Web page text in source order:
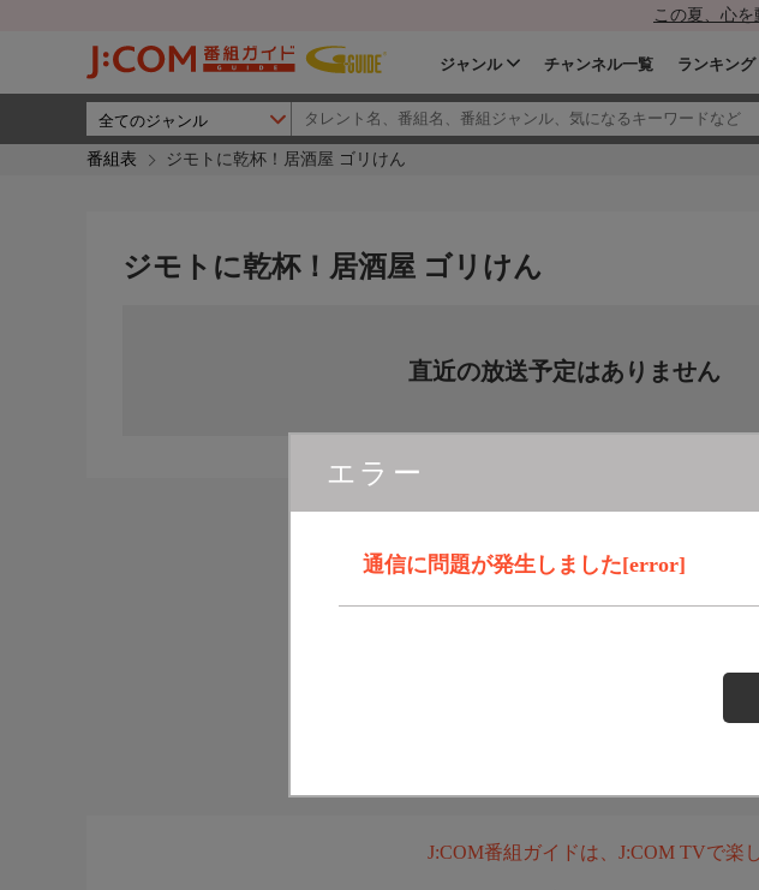
この夏、心
ジャンル チャンネル一覧 ランキング
番組表 ジモトに乾杯！居酒屋 ゴリけん
エラー
通信に問題が発生しました[error]
ジモトに乾杯！居酒屋 ゴリけん
直近の放送予定はありません
J:COM番組ガイドは、J:COM TVで楽